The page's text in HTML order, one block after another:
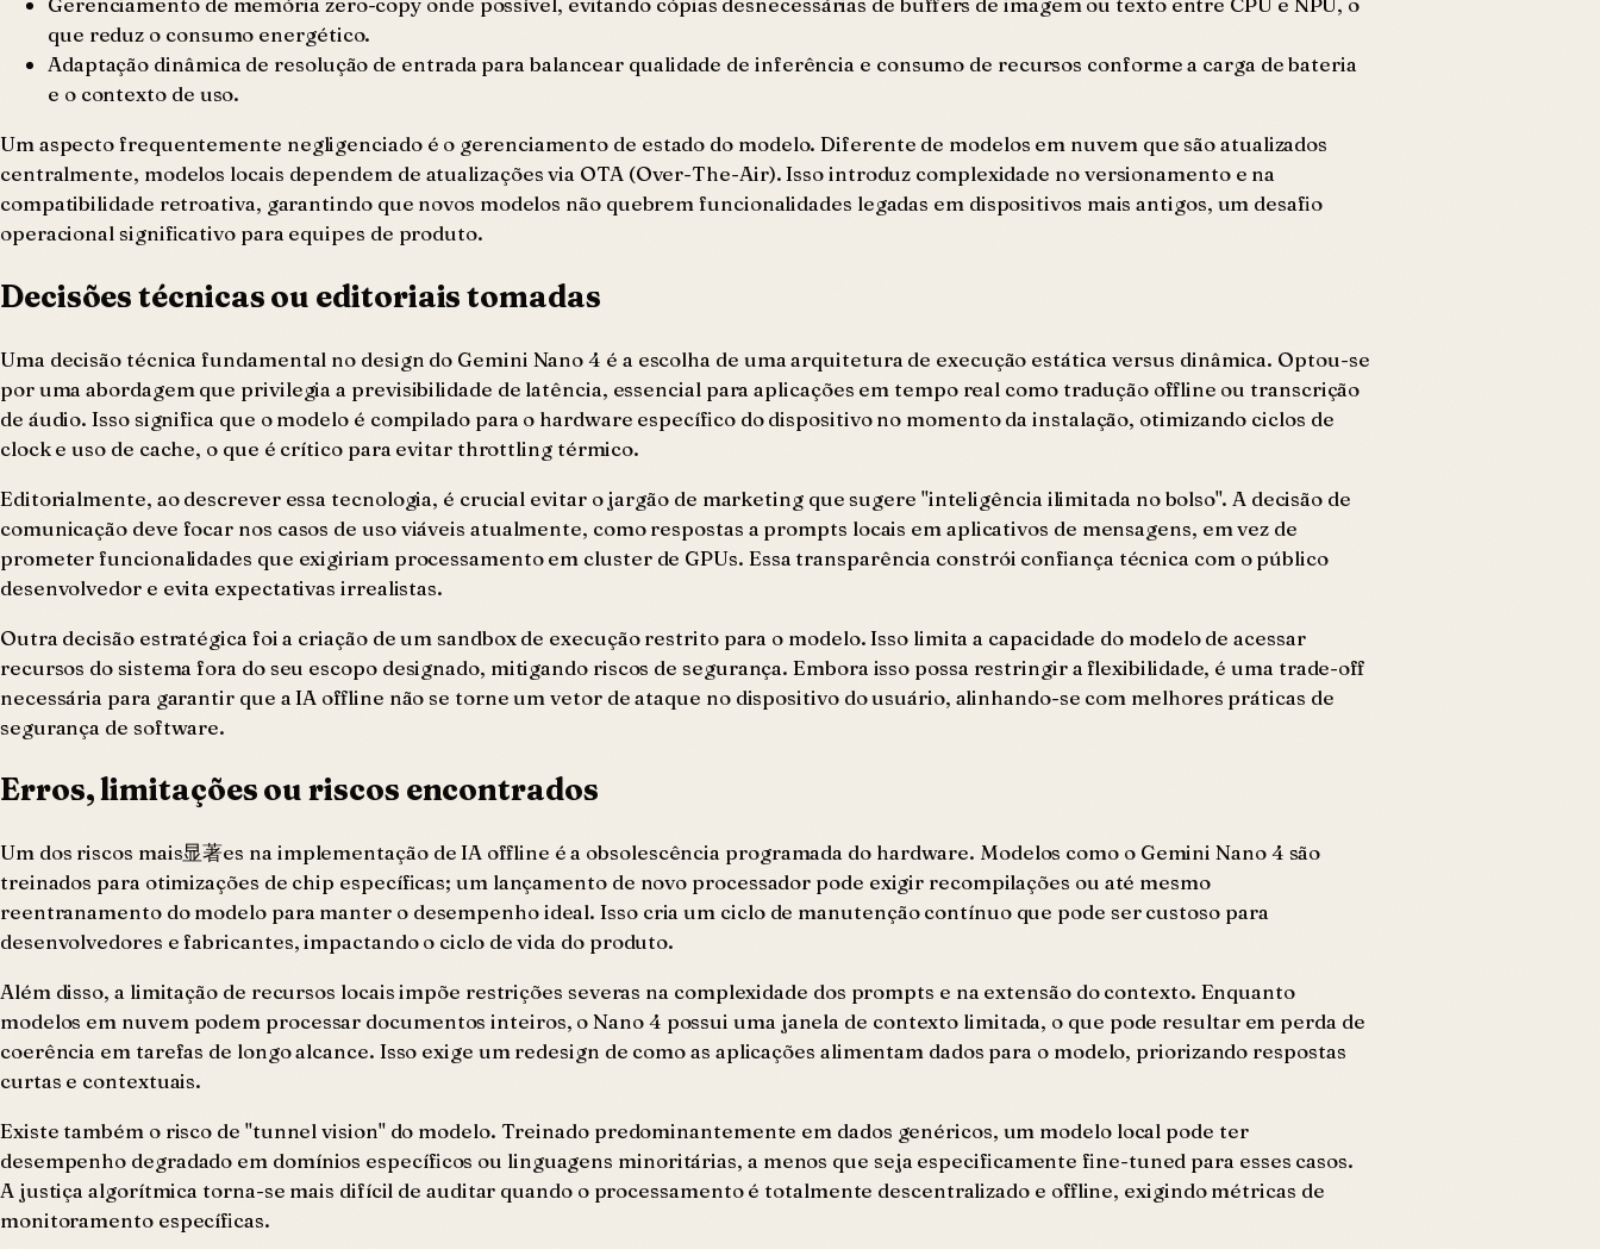
que reduz o consumo energético.
Adaptação dinâmica de resolução de entrada para balancear qualidade de inferência e consumo de recursos conforme a carga de bateria
e o contexto de uso.
Um aspecto frequentemente negligenciado é o gerenciamento de estado do modelo. Diferente de modelos em nuvem que são atualizados
centralmente, modelos locais dependem de atualizações via OTA (Over-The-Air). Isso introduz complexidade no versionamento e na
compatibilidade retroativa, garantindo que novos modelos não quebrem funcionalidades legadas em dispositivos mais antigos, um desafio
operacional significativo para equipes de produto.
Decisões técnicas ou editoriais tomadas
Uma decisão técnica fundamental no design do Gemini Nano 4 é a escolha de uma arquitetura de execução estática versus dinâmica. Optou-se
por uma abordagem que privilegia a previsibilidade de latência, essencial para aplicações em tempo real como tradução offline ou transcrição
de áudio. Isso significa que o modelo é compilado para o hardware específico do dispositivo no momento da instalação, otimizando ciclos de
clock e uso de cache, o que é crítico para evitar throttling térmico.
Editorialmente, ao descrever essa tecnologia, é crucial evitar o jargão de marketing que sugere "inteligência ilimitada no bolso". A decisão de
comunicação deve focar nos casos de uso viáveis atualmente, como respostas a prompts locais em aplicativos de mensagens, em vez de
prometer funcionalidades que exigiriam processamento em cluster de GPUs. Essa transparência constrói confiança técnica com o público
desenvolvedor e evita expectativas irrealistas.
Outra decisão estratégica foi a criação de um sandbox de execução restrito para o modelo. Isso limita a capacidade do modelo de acessar
recursos do sistema fora do seu escopo designado, mitigando riscos de segurança. Embora isso possa restringir a flexibilidade, é uma trade-off
necessária para garantir que a IA offline não se torne um vetor de ataque no dispositivo do usuário, alinhando-se com melhores práticas de
segurança de software.
Erros, limitações ou riscos encontrados
Um dos riscos mais显著es na implementação de IA offline é a obsolescência programada do hardware. Modelos como o Gemini Nano 4 são
treinados para otimizações de chip específicas; um lançamento de novo processador pode exigir recompilações ou até mesmo
reentranamento do modelo para manter o desempenho ideal. Isso cria um ciclo de manutenção contínuo que pode ser custoso para
desenvolvedores e fabricantes, impactando o ciclo de vida do produto.
Além disso, a limitação de recursos locais impõe restrições severas na complexidade dos prompts e na extensão do contexto. Enquanto
modelos em nuvem podem processar documentos inteiros, o Nano 4 possui uma janela de contexto limitada, o que pode resultar em perda de
coerência em tarefas de longo alcance. Isso exige um redesign de como as aplicações alimentam dados para o modelo, priorizando respostas
curtas e contextuais.
Existe também o risco de "tunnel vision" do modelo. Treinado predominantemente em dados genéricos, um modelo local pode ter
desempenho degradado em domínios específicos ou linguagens minoritárias, a menos que seja especificamente fine-tuned para esses casos.
A justiça algorítmica torna-se mais difícil de auditar quando o processamento é totalmente descentralizado e offline, exigindo métricas de
monitoramento específicas.